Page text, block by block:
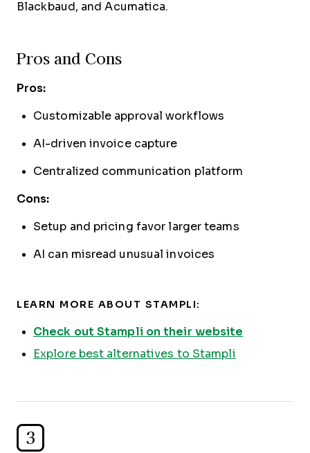
Blackbaud, and Acumatica.
Pros and Cons
Pros:
Customizable approval workflows
AI-driven invoice capture
Centralized communication platform
Cons:
Setup and pricing favor larger teams
AI can misread unusual invoices
LEARN MORE ABOUT STAMPLI:
Check out Stampli on their website
Explore best alternatives to Stampli
3